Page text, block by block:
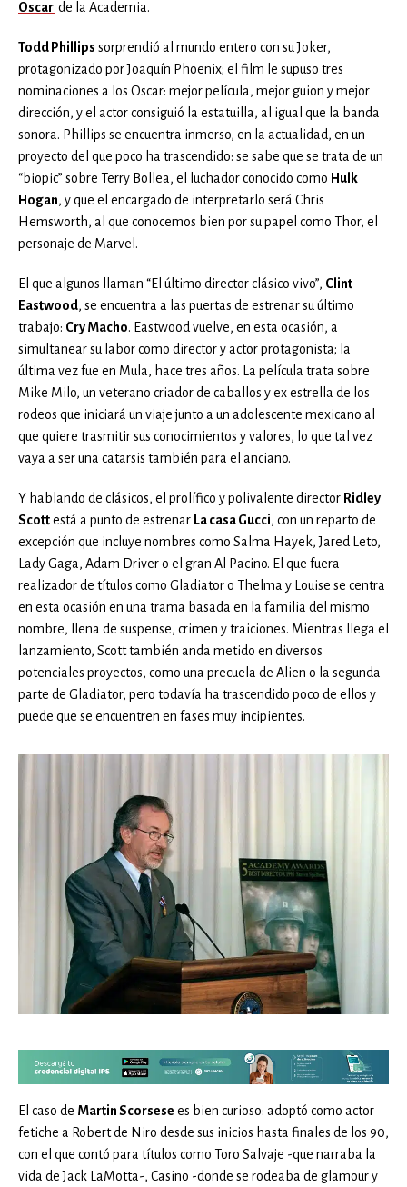
Oscar de la Academia.
Todd Phillips sorprendió al mundo entero con su Joker,
protagonizado por Joaquín Phoenix; el film le supuso tres
nominaciones a los Oscar: mejor película, mejor guion y mejor
dirección, y el actor consiguió la estatuilla, al igual que la banda
sonora. Phillips se encuentra inmerso, en la actualidad, en un
proyecto del que poco ha trascendido: se sabe que se trata de un
“biopic” sobre Terry Bollea, el luchador conocido como Hulk
Hogan, y que el encargado de interpretarlo será Chris
Hemsworth, al que conocemos bien por su papel como Thor, el
personaje de Marvel.
El que algunos llaman “El último director clásico vivo”, Clint
Eastwood, se encuentra a las puertas de estrenar su último
trabajo: Cry Macho. Eastwood vuelve, en esta ocasión, a
simultanear su labor como director y actor protagonista; la
última vez fue en Mula, hace tres años. La película trata sobre
Mike Milo, un veterano criador de caballos y ex estrella de los
rodeos que iniciará un viaje junto a un adolescente mexicano al
que quiere trasmitir sus conocimientos y valores, lo que tal vez
vaya a ser una catarsis también para el anciano.
Y hablando de clásicos, el prolífico y polivalente director Ridley
Scottestá a punto de estrenar La casa Gucci, con un reparto de
excepción que incluye nombres como Salma Hayek, Jared Leto,
Lady Gaga, Adam Driver o el gran Al Pacino. El que fuera
realizador de títulos como Gladiator o Thelma y Louise se centra
en esta ocasión en una trama basada en la familia del mismo
nombre, llena de suspense, crimen y traiciones. Mientras llega el
lanzamiento, Scott también anda metido en diversos
potenciales proyectos, como una precuela de Alien o la segunda
parte de Gladiator, pero todavía ha trascendido poco de ellos y
puede que se encuentren en fases muy incipientes.
El caso de Martin Scorsese es bien curioso: adoptó como actor
fetiche a Robert de Niro desde sus inicios hasta finales de los 90,
con el que contó para títulos como Toro Salvaje -que narraba la
vida de Jack LaMotta-, Casino -donde se rodeaba de glamour y